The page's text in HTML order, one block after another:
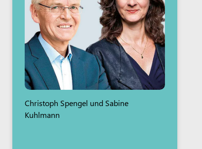
Christoph Spengel und Sabine
Kuhlmann